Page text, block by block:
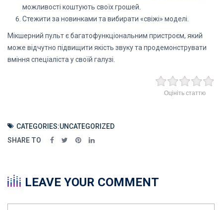
можливості коштують своїх грошей.
Стежити за новинками та вибирати «свіжі» моделі.
Мікшерний пульт є багатофункціональним пристроєм, який
може відчутно підвищити якість звуку та продемонструвати
вміння спеціаліста у своїй галузі.
Оцініть статтю
CATEGORIES:UNCATEGORIZED
SHARE TO
LEAVE YOUR COMMENT